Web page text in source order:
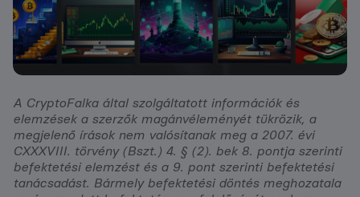
A CryptoFalka által szolgáltatott információk és
elemzések a szerzők magánvéleményét tükrözik, a
megjelenő írások nem valósítanak meg a 2007. évi
CXXXVIII. törvény (Bszt.) 4. § (2). bek 8. pontja szerinti
befektetési elemzést és a 9. pont szerinti befektetési
tanácsadást. Bármely befektetési döntés meghozatala